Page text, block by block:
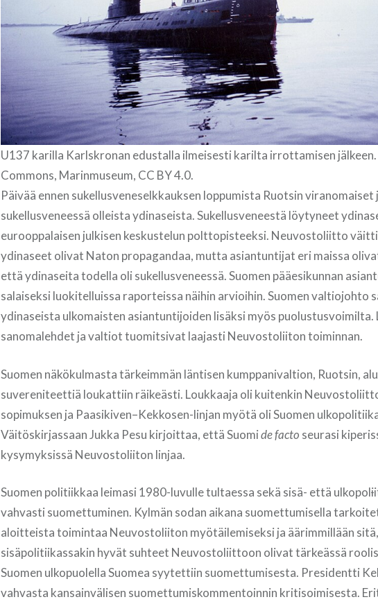
U137 karilla Karlskronan edustalla ilmeisesti karilta irrottamisen
Commons, Marinmuseum, CC BY 4.0.
Päivää ennen sukellusveneselkkauksen loppumista Ruotsin
sukellusveneessä olleista ydinaseista. Sukellusveneestä löytyneet
eurooppalaisen julkisen keskustelun polttopisteeksi. Neuvostoliitto
ydinaseet olivat Naton propagandaa, mutta asiantuntijat eri maissa
että ydinaseita todella oli sukellusveneessä. Suomen pääesikunnan
salaiseksi luokitelluissa raporteissa näihin arvioihin. Suomen valtiojohto
ydinaseista ulkomaisten asiantuntijoiden lisäksi myös puolustusvoimilta.
sanomalehdet ja valtiot tuomitsivat laajasti Neuvostoliiton toiminnan.
Suomen näkökulmasta tärkeimmän läntisen kumppanivaltion, Ruotsin,
suvereniteettiä loukattiin räikeästi. Loukkaaja oli kuitenkin
sopimuksen ja Paasikiven–Kekkosen-linjan myötä oli Suomen
Väitöskirjassaan Jukka Pesu kirjoittaa, että Suomide facto seurasi
kysymyksissä Neuvostoliiton linjaa.
Suomen politiikkaa leimasi 1980-luvulle tultaessa sekä sisä- että ulkopoli
vahvasti suomettuminen. Kylmän sodan aikana suomettumisella
aloitteista toimintaa Neuvostoliiton myötäilemiseksi ja äärimmillään
sisäpolitiikassakin hyvät suhteet Neuvostoliittoon olivat tärkeässä
Suomen ulkopuolella Suomea syytettiin suomettumisesta. Presidentti
vahvasta kansainvälisen suomettumiskommentoinnin kritisoimisesta.